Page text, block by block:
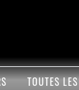
TOUTES